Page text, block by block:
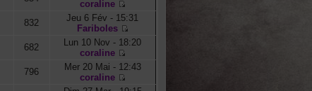
coraline
832
Jeu 6 Fév - 15:31
Fariboles
682
Lun 10 Nov - 18:20
coraline
796
Mer 20 Mai - 12:43
coraline